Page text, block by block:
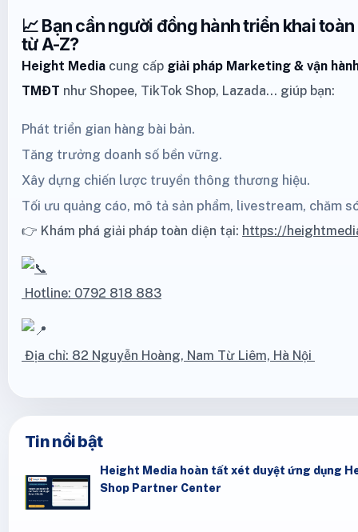
📈 Bạn cần người đồng hành triển khai
từ A-Z?
Height Media cung cấp giải pháp Marketing & vận
TMĐT như Shopee, TikTok Shop, Lazada… giúp bạn:
Phát triển gian hàng bài bản.
Tăng trưởng doanh số bền vững.
Xây dựng chiến lược truyền thông thương hiệu.
Tối ưu quảng cáo, mô tả sản phẩm, livestream, chăm
👉 Khám phá giải pháp toàn diện tại: https://
Hotline: 0792 818 883
Địa chỉ: 82 Nguyễn Hoàng, Nam Từ Liêm, Hà Nội
Tin nổi bật
Height Media hoàn tất xét duyệt ứng dụng
Shop Partner Center